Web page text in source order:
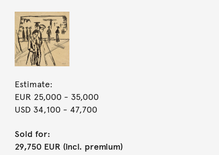
Estimate:
EUR 25,000 - 35,000
USD 34,100 - 47,700
Sold for:
29,750 EUR (incl. premium)